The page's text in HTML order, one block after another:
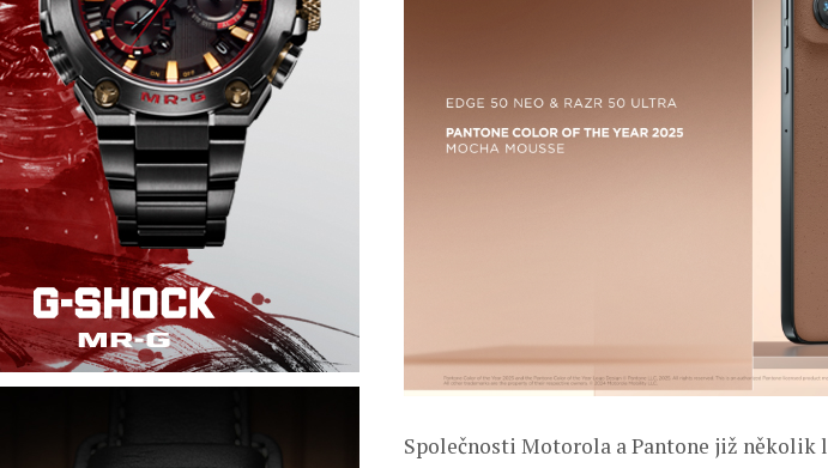
Společnosti Motorola a Pantone již několik